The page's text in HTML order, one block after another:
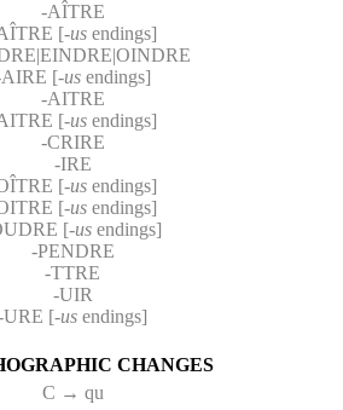
-AÎTRE
[-usendings]
[-usendings]
-AITRE
[-usendings]
-CRIRE
-IRE
[-usendings]
[-usendings]
[-us endings]
-PENDRE
-TTRE
-UIR
URE [-us endings]
CHANGES
C → qu